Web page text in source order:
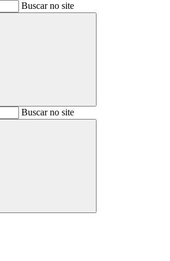
Buscar no site
BuscarBuscar no site
Buscar